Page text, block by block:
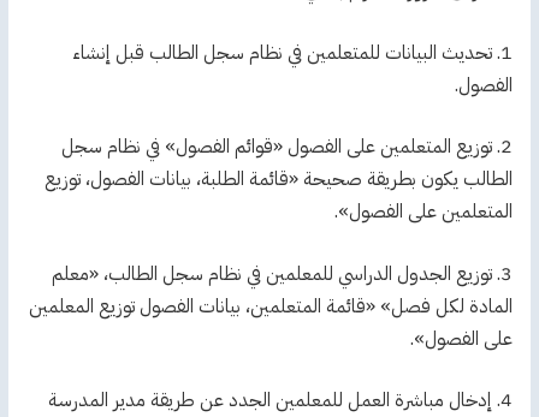
1. تحديث البيانات للمتعلمين في نظام سجل الطالب قبل إنشاء
الفصول.
2. توزيع المتعلمين على الفصول «قوائم الفصول» في نظام سجل
الطالب يكون بطريقة صحيحة «قائمة الطلبة، بيانات الفصول، توزيع
المتعلمين على الفصول».
3. توزيع الجدول الدراسي للمعلمين في نظام سجل الطالب، «معلم
المادة لكل فصل» «قائمة المتعلمين، بيانات الفصول توزيع المعلمين
على الفصول».
4. إدخال مباشرة العمل للمعلمين الجدد عن طريقة مدير المدرسة